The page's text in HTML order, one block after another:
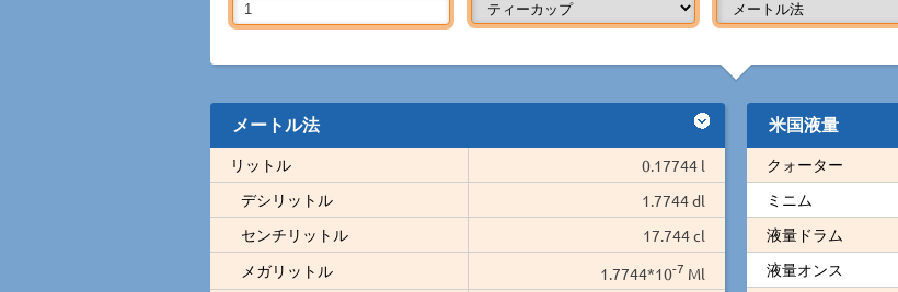
メートル法
リットル
0.17744 l
デシリットル
1.7744 dl
センチリットル
17.744 cl
メガリットル
1.7744*10-7 Ml
米国液量
クォーター
ミニム
液量ドラム
液量オンス